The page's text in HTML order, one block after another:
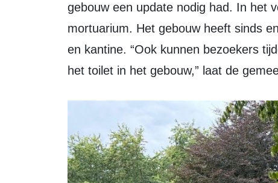
gebouw een update nodig had. In het
mortuarium. Het gebouw heeft sinds
en kantine. “Ook kunnen bezoekers
het toilet in het gebouw,” laat de